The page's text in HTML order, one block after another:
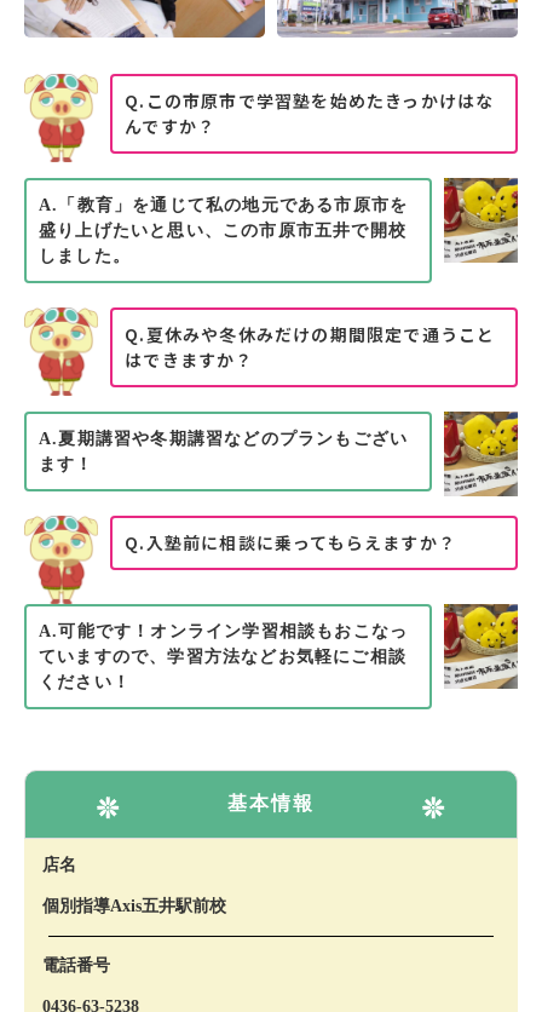
Q.この市原市で学習塾を始めたきっかけはな
んですか？
A.「教育」を通じて私の地元である市原市を
盛り上げたいと思い、この市原市五井で開校
しました。
Q.夏休みや冬休みだけの期間限定で通うこと
はできますか？
A.夏期講習や冬期講習などのプランもござい
ます！
Q.入塾前に相談に乗ってもらえますか？
A.可能です！オンライン学習相談もおこなっ
ていますので、学習方法などお気軽にご相談
ください！
基本情報
店名
個別指導Axis五井駅前校
電話番号
0436-63-5238